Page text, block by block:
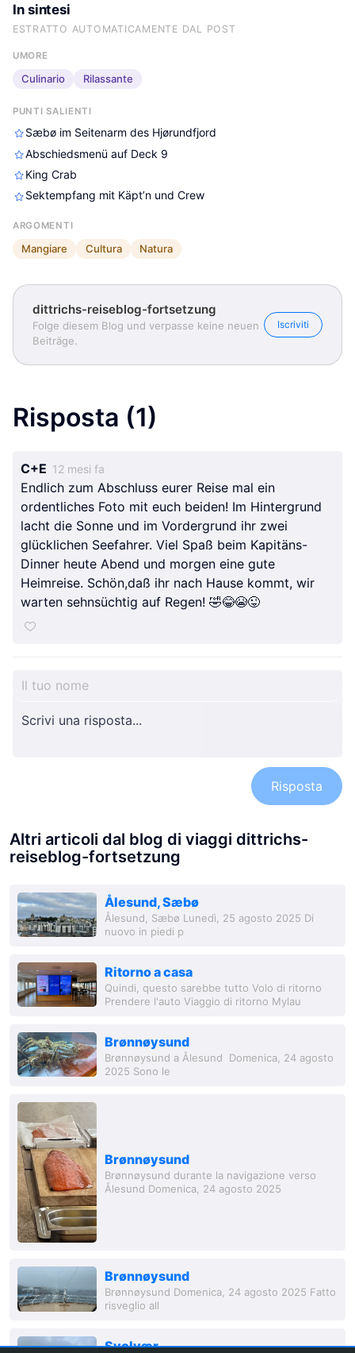
In sintesi
ESTRATTO AUTOMATICAMENTE DAL POST
UMORE
Culinario Rilassante
PUNTI SALIENTI
Sæbø im Seitenarm des Hjørundfjord
Abschiedsmenü auf Deck 9
King Crab
Sektempfang mit Käpt’n und Crew
ARGOMENTI
Mangiare Cultura Natura
dittrichs-reiseblog-fortsetzung
Folge diesem Blog und verpasse keine neuen
Beiträge.
Iscriviti
Risposta (1)
C+E 12 mesi fa
Endlich zum Abschluss eurer Reise mal ein
ordentliches Foto mit euch beiden! Im Hintergrund
lacht die Sonne und im Vordergrund ihr zwei
glücklichen Seefahrer. Viel Spaß beim Kapitäns-
Dinner heute Abend und morgen eine gute
Heimreise. Schön,daß ihr nach Hause kommt, wir
warten sehnsüchtig auf Regen! 🤣😂😭😜
Risposta
Altri articoli dal blog di viaggi dittrichs-
reiseblog-fortsetzung
Ålesund, Sæbø
Ålesund, Sæbø Lunedì, 25 agosto 2025 Di
nuovo in piedi p
Ritorno a casa
Quindi, questo sarebbe tutto Volo di ritorno
Prendere l'auto Viaggio di ritorno Mylau
Brønnøysund
Brønnøysund a Ålesund Domenica, 24 agosto
2025 Sono le
Brønnøysund
Brønnøysund durante la navigazione verso
Ålesund Domenica, 24 agosto 2025
Brønnøysund
Brønnøysund Domenica, 24 agosto 2025 Fatto
risveglio all
Svolvær